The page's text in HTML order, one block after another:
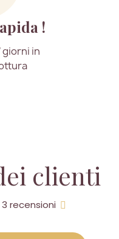
!
giorni in
clienti
recensioni